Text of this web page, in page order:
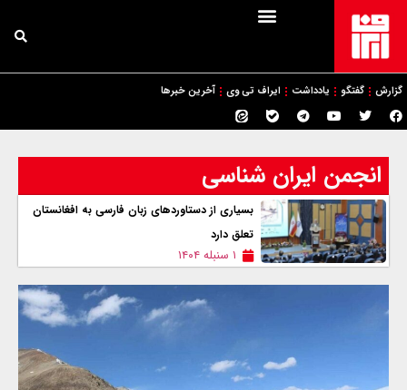
گزارش گفتگو یادداشت ایراف تی وی آخرین خبرها
انجمن ایران شناسی
بسیاری از دستاوردهای زبان فارسی به افغانستان
تعلق دارد
۱ سنبله ۱۴۰۴